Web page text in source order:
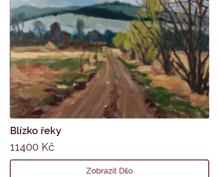
Blízko řeky
11400 Kč
Zobrazit Dílo